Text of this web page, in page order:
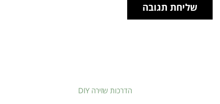
הדרכות שזירה DIY